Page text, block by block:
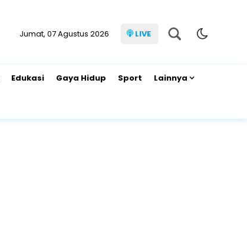
Jumat, 07 Agustus 2026 LIVE
Edukasi Gaya Hidup Sport Lainnya